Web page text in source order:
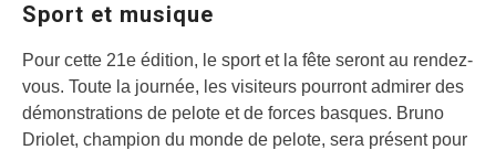
Sport et musique
Pour cette 21e édition, le sport et la fête seront au rendez-
vous. Toute la journée, les visiteurs pourront admirer des
démonstrations de pelote et de forces basques. Bruno
Driolet, champion du monde de pelote, sera présent pour